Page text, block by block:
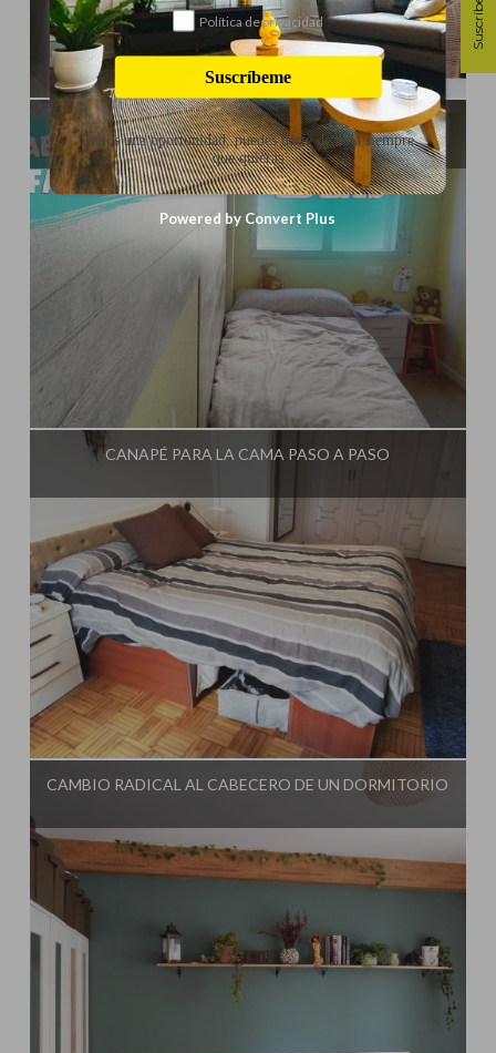
Influencer:El Taller de Ire
IDEAS PARA CREAR UNA HABITACIÓN INFANTIL
Influencer: El Taller de Ire
CANAPÉ PARA LA CAMA PASO A PASO
Influencer:El Taller de Ire
CAMBIO RADICAL AL CABECERO DE UN DORMITORIO
Suscríbete
Política de privacidad
Suscríbeme
Danos una oportunidad, puedes darte de baja siempre
que quieras
Powered by Convert Plus